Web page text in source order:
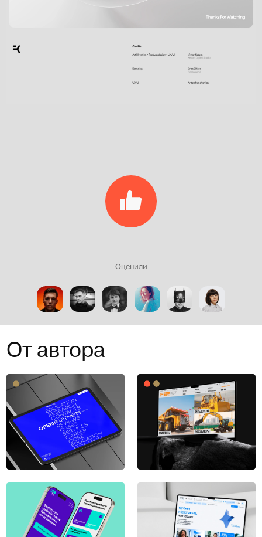
Оценили
От автора